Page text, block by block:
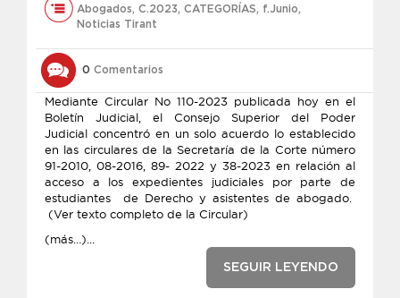
Abogados, C.2023, CATEGORÍAS, f.Junio,
Noticias Tirant
0 Comentarios
Mediante Circular No 110-2023 publicada hoy en el
Boletín Judicial, el Consejo Superior del Poder
Judicial concentró en un solo acuerdo lo establecido
en las circulares de la Secretaría de la Corte número
91-2010, 08-2016, 89- 2022 y 38-2023 en relación al
acceso a los expedientes judiciales por parte de
estudiantes de Derecho y asistentes de abogado.
(Ver texto completo de la Circular)
(más…)...
SEGUIR LEYENDO